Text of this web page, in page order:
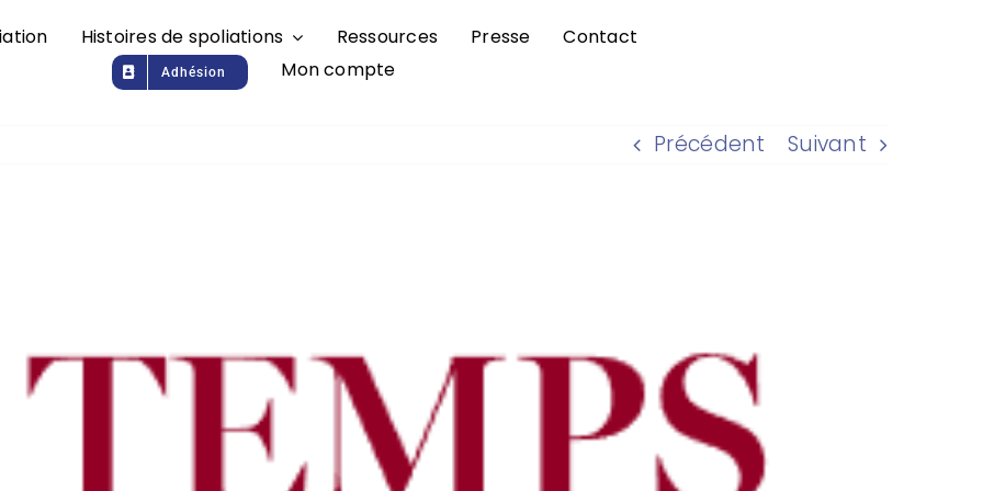
Histoires de spoliations Ressources Presse Contact
Adhésion Mon compte
Précédent Suivant